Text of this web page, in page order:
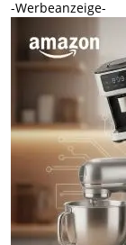
-Werbeanzeige-